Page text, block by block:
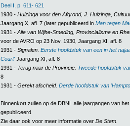
Deel I, p. 611- 621
1930 - Huizinga voor den Afgrond, J. Huizinga
Jaargang X, afl. 7 (later gepubliceerd in Man tegen
1931 - Alie van Wijhe-Smeding, Provincialisme en
voor de AVRO op 23 Nov. 1930, Jaargang XI, afl. 8
1931 - Signalen. Eerste hoofdstuk van een in het
Court'Jaargang XI, afl. 8
1931 - Terug naar de Provincie. Tweede hoofdstuk
8
1931 - Gerekt afscheid. Derde hoofdstuk van
Binnenkort zullen op de DBNL alle jaargangen van
gepubliceerd.
Zie daar ook voor meer informatie over De Stem